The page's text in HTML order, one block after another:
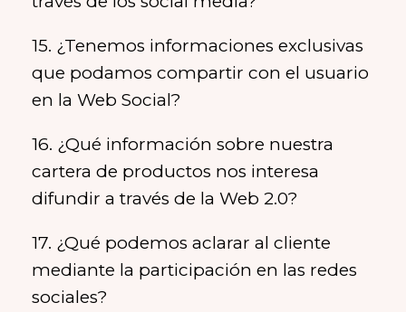
15. ¿Tenemos informaciones exclusivas
que podamos compartir con el usuario
en la Web Social?
16. ¿Qué información sobre nuestra
cartera de productos nos interesa
difundir a través de la Web 2.0?
17. ¿Qué podemos aclarar al cliente
mediante la participación en las redes
sociales?